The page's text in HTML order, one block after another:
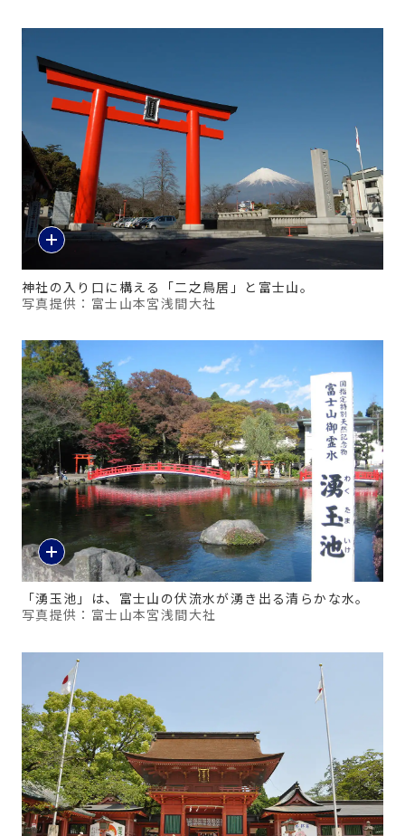
神社の入り口に構える「二之鳥居」と富士山。
写真提供：富士山本宮浅間大社
「湧玉池」は、富士山の伏流水が湧き出る清らかな水。
写真提供：富士山本宮浅間大社